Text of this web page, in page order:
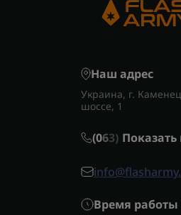
Наш адрес
Украина, г.
шоссе, 1
(063)
Время работы